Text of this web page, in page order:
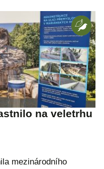
na veletrhu
mezinárodního